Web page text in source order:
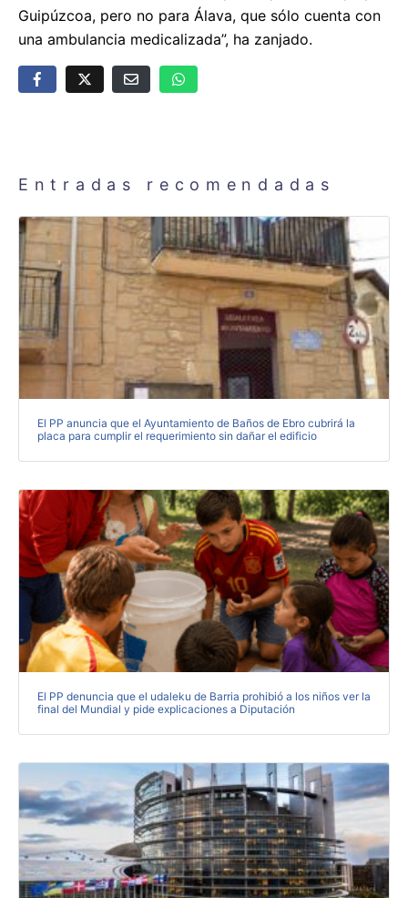
Guipúzcoa, pero no para Álava, que sólo cuenta con
una ambulancia medicalizada”, ha zanjado.
Entradas recomendadas
El PP anuncia que el Ayuntamiento de Baños de Ebro cubrirá la
placa para cumplir el requerimiento sin dañar el edificio
El PP denuncia que el udaleku de Barria prohibió a los niños ver la
final del Mundial y pide explicaciones a Diputación